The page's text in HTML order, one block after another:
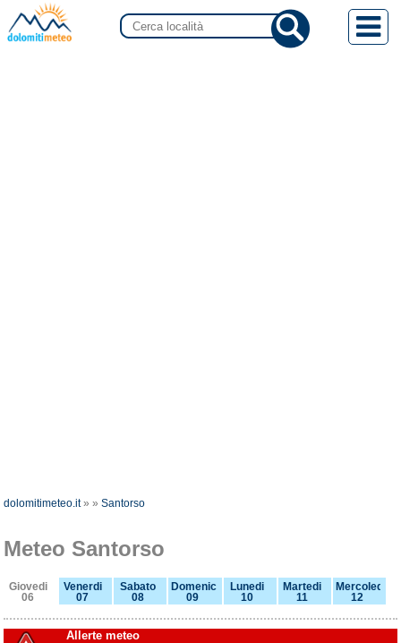
dolomitimeteo.it»»Santorso
Meteo Santorso
Giovedi
06
Venerdi
07
Sabato
08
Domenica
09
Lunedi
10
Martedi
11
Mercoledi
12
Allerte meteo